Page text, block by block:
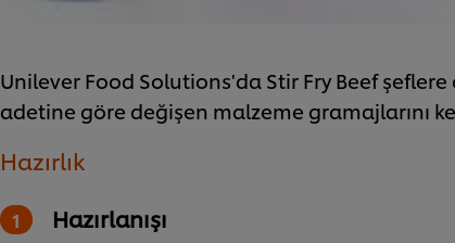
Unilever Food Solutions'da Stir Fry Beef şeflere
adetine göre değişen malzeme gramajlarını
Hazırlık
Hazırlanışı